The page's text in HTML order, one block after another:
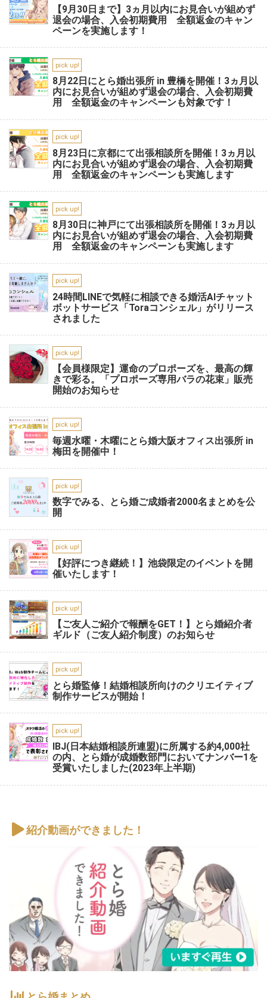
【9月30日まで】3ヵ月以内にお見合いが組めず
退会の場合、入会初期費用 全額返金のキャン
ペーンを実施します！
pick up!
8月22日にとら婚出張所 in 豊橋を開催！3ヵ月以
内にお見合いが組めず退会の場合、入会初期費
用 全額返金のキャンペーンも対象です！
pick up!
8月23日に京都にて出張相談所を開催！3ヵ月以
内にお見合いが組めず退会の場合、入会初期費
用 全額返金のキャンペーンも実施します
pick up!
8月30日に神戸にて出張相談所を開催！3ヵ月以
内にお見合いが組めず退会の場合、入会初期費
用 全額返金のキャンペーンも実施します
pick up!
24時間LINEで気軽に相談できる婚活AIチャット
ボットサービス「Toraコンシェル」がリリース
されました
pick up!
【会員様限定】運命のプロポーズを、最高の輝
きで彩る。「プロポーズ専用バラの花束」販売
開始のお知らせ
pick up!
毎週水曜・木曜にとら婚大阪オフィス出張所 in
梅田を開催中！
pick up!
数字でみる、とら婚ご成婚者2000名まとめを公
開
pick up!
【好評につき継続！】池袋限定のイベントを開
催いたします！
pick up!
【ご友人ご紹介で報酬をGET！】とら婚紹介者
ギルド（ご友人紹介制度）のお知らせ
pick up!
とら婚監修！結婚相談所向けのクリエイティブ
制作サービスが開始！
pick up!
IBJ(日本結婚相談所連盟)に所属する約4,000社
の内、とら婚が成婚数部門においてナンバー1を
受賞いたしました(2023年上半期)
紹介動画ができました！